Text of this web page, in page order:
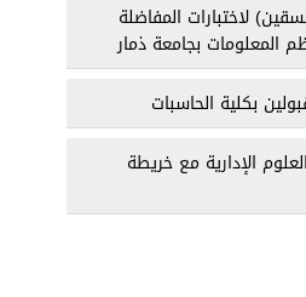
لاختبارات المفاضلة
المعلومات بجامعة ذمار
بكلية الحاسبات
الإدارية مع خريطة